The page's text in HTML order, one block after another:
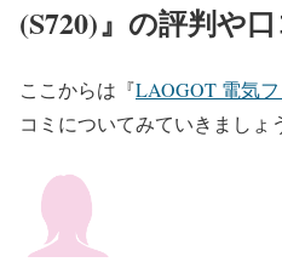
(S720)』の評判や口
ここからは『LAOGOT 電気
コミについてみていきましょ